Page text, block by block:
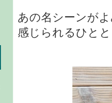
あの名シーンが
感じられるひと